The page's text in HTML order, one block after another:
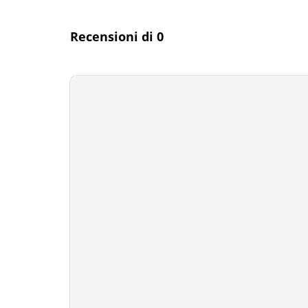
Recensioni di 0